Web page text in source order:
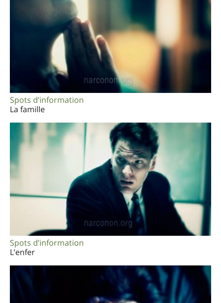
Spots d’information
La famille
Spots d’information
L’enfer